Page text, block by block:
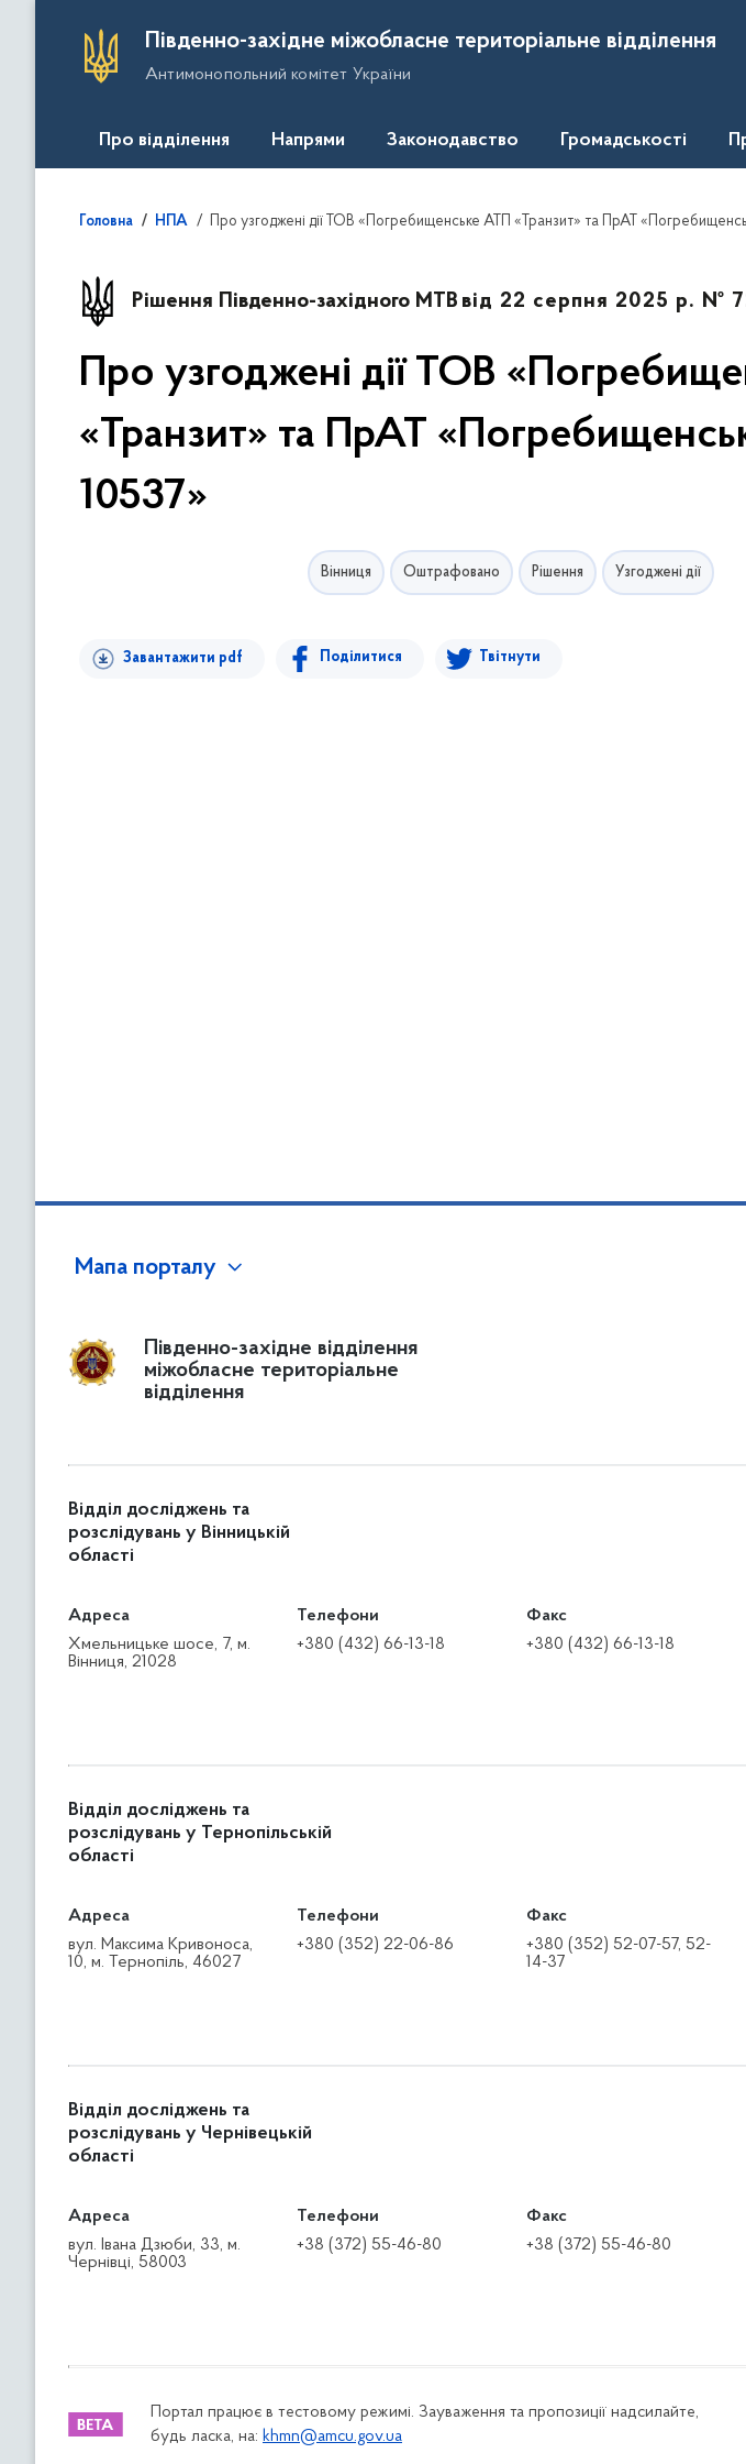
Південно-західне міжобласне територіальне відділення
Антимонопольний комітет України
Про відділення Напрями Законодавство Громадськості
Головна НПА Про узгоджені дії ТОВ «Погребищенське АТП «Транзит» та ПрАТ
Рішення Південно-західного МТВ від 22 серпня 2025 р. №
Про узгоджені дії ТОВ
«Транзит» та ПрАТ
10537»
Вінниця Оштрафовано Рішення Узгоджені дії
Завантажити pdf Поділитися Твітнути
Мапа порталу
Південно-західне відділення
міжобласне територіальне
відділення
Відділ досліджень та
розслідувань у Вінницькій
області
Адреса
Хмельницьке шосе, 7, м.
Вінниця, 21028
Телефони
+380 (432) 66-13-18
Факс
+380 (432) 66-13-18
Відділ досліджень та
розслідувань у Тернопільській
області
Адреса
вул. Максима Кривоноса,
10, м. Тернопіль, 46027
Телефони
+380 (352) 22-06-86
Факс
+380 (352) 52-07-57, 52-
14-37
Відділ досліджень та
розслідувань у Чернівецькій
області
Адреса
вул. Івана Дзюби, 33, м.
Чернівці, 58003
Телефони
+38 (372) 55-46-80
Факс
+38 (372) 55-46-80
Портал працює в тестовому режимі. Зауваження та пропозиції надсилайте,
будь ласка, на: khmn@amcu.gov.ua